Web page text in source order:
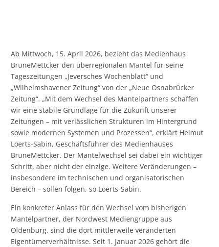
Ab Mittwoch, 15. April 2026, bezieht das Medienhaus
BruneMettcker den überregionalen Mantel für seine
Tageszeitungen „Jeversches Wochenblatt“ und
„Wilhelmshavener Zeitung“ von der „Neue Osnabrücker
Zeitung“. „Mit dem Wechsel des Mantelpartners schaffen
wir eine stabile Grundlage für die Zukunft unserer
Zeitungen – mit verlässlichen Strukturen im Hintergrund
sowie modernen Systemen und Prozessen“, erklärt Helmut
Loerts-Sabin, Geschäftsführer des Medienhauses
BruneMettcker. Der Mantelwechsel sei dabei ein wichtiger
Schritt, aber nicht der einzige. Weitere Veränderungen –
insbesondere im technischen und organisatorischen
Bereich – sollen folgen, so Loerts-Sabin.
Ein konkreter Anlass für den Wechsel vom bisherigen
Mantelpartner, der Nordwest Mediengruppe aus
Oldenburg, sind die dort mittlerweile veränderten
Eigentümerverhältnisse. Seit 1. Januar 2026 gehört die